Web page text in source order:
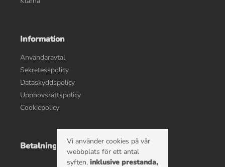
Information
Användaravtal
Sekretesspolicy
Dataskyddspolicy
Upphovsrättspolicy
Cookiepolicy
BetalningsalternativVi använder cookies på vår
webbplats för ett antal
syften, inklusive prestanda,